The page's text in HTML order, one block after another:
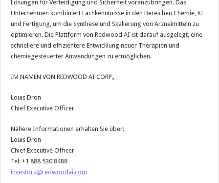
Lösungen für Verteidigung und Sicherheit voranzubringen. Das
Unternehmen kombiniert Fachkenntnisse in den Bereichen Chemie, KI
und Fertigung, um die Synthese und Skalierung von Arzneimitteln zu
optimieren. Die Plattform von Redwood AI ist darauf ausgelegt, eine
schnellere und effizientere Entwicklung neuer Therapien und
chemiegesteuerter Anwendungen zu ermöglichen.
IM NAMEN VON REDWOOD AI CORP.,
Louis Dron
Chief Executive Officer
Nähere Informationen erhalten Sie über:
Louis Dron
Chief Executive Officer
Tel: +1 888 530 8488
investors@redwoodai.com